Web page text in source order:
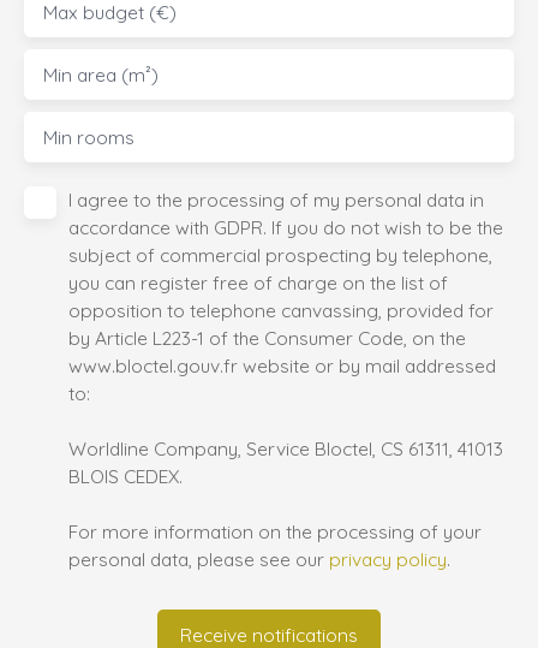
Max budget (€)
Min area (m²)
Min rooms
I agree to the processing of my personal data in
accordance with GDPR. If you do not wish to be the
subject of commercial prospecting by telephone,
you can register free of charge on the list of
opposition to telephone canvassing, provided for
by Article L223-1 of the Consumer Code, on the
www.bloctel.gouv.fr website or by mail addressed
to:
Worldline Company, Service Bloctel, CS 61311, 41013
BLOIS CEDEX.
For more information on the processing of your
personal data, please see our privacy policy.
Receive notifications